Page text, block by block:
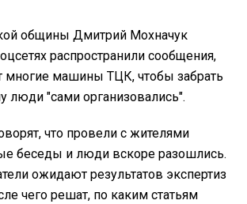
общины Дмитрий Мохначук
распространили сообщения,
многие машины ТЦК, чтобы забрать
люди "сами организовались".
что провели с жителями
беседы и люди вскоре разошлись.
ожидают результатов экспертиз
чего решат, по каким статьям